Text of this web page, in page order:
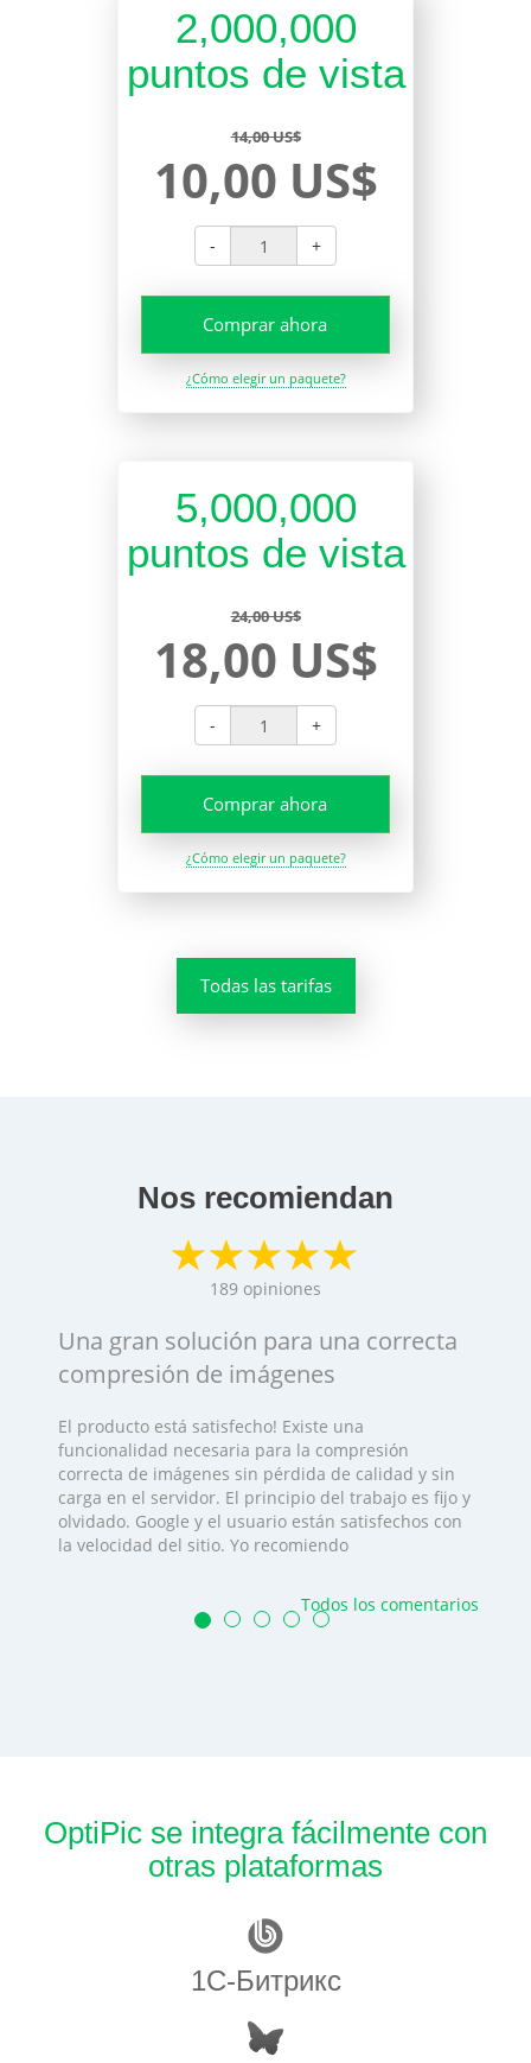
2,000,000
puntos de vista
14,00 US$
10,00 US$
- +
Comprar ahora
¿Cómo elegir un paquete?
5,000,000
puntos de vista
24,00 US$
18,00 US$
- +
Comprar ahora
¿Cómo elegir un paquete?
Todas las tarifas
Nos recomiendan
189 opiniones
Una gran solución para una correcta
compresión de imágenes
El producto está satisfecho! Existe una
funcionalidad necesaria para la compresión
correcta de imágenes sin pérdida de calidad y sin
carga en el servidor. El principio del trabajo es fijo y
olvidado. Google y el usuario están satisfechos con
la velocidad del sitio. Yo recomiendo
Todos los comentarios
OptiPic se integra fácilmente con
otras plataformas
1С-Битрикс